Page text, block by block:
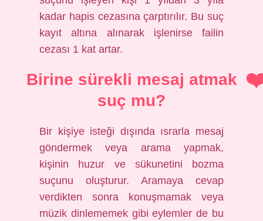
kadar hapis cezasına çarptırılır. Bu suç
kayıt altına alınarak işlenirse failin
cezası 1 kat artar.
Birine sürekli mesaj atmak
suç mu?
Bir kişiye isteği dışında ısrarla mesaj
göndermek veya arama yapmak,
kişinin huzur ve sükunetini bozma
suçunu oluşturur. Aramaya cevap
verdikten sonra konuşmamak veya
müzik dinlememek gibi eylemler de bu